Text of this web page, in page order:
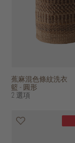
蕉麻混色條紋洗衣
籃 - 圓形
2 選項